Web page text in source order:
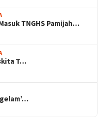
TNGHS Pamijah…
T…